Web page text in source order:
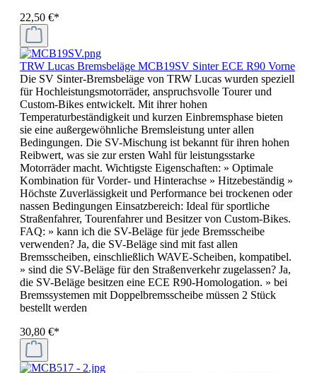
22,50 €*
TRW Lucas Bremsbeläge MCB19SV Sinter ECE R90 Vorne
Die SV Sinter-Bremsbeläge von TRW Lucas wurden speziell
für Hochleistungsmotorräder, anspruchsvolle Tourer und
Custom-Bikes entwickelt. Mit ihrer hohen
Temperaturbeständigkeit und kurzen Einbremsphase bieten
sie eine außergewöhnliche Bremsleistung unter allen
Bedingungen. Die SV-Mischung ist bekannt für ihren hohen
Reibwert, was sie zur ersten Wahl für leistungsstarke
Motorräder macht. Wichtigste Eigenschaften: » Optimale
Kombination für Vorder- und Hinterachse » Hitzebeständig »
Höchste Zuverlässigkeit und Performance bei trockenen oder
nassen Bedingungen Einsatzbereich: Ideal für sportliche
Straßenfahrer, Tourenfahrer und Besitzer von Custom-Bikes.
FAQ: » kann ich die SV-Beläge für jede Bremsscheibe
verwenden? Ja, die SV-Beläge sind mit fast allen
Bremsscheiben, einschließlich WAVE-Scheiben, kompatibel.
» sind die SV-Beläge für den Straßenverkehr zugelassen? Ja,
die SV-Beläge besitzen eine ECE R90-Homologation. » bei
Bremssystemen mit Doppelbremsscheibe müssen 2 Stück
bestellt werden
30,80 €*